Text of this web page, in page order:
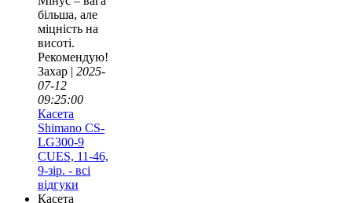
більша, але
міцність на
висоті.
Рекомендую!
Захар | 2025-
07-12
09:25:00
Касета
Shimano CS-
LG300-9
CUES, 11-46,
9-зір. - всі
відгуки
Касета